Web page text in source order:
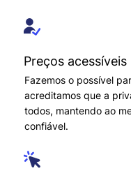
Preços acessíveis
Fazemos o possível
acreditamos que a
todos, mantendo ao
confiável.